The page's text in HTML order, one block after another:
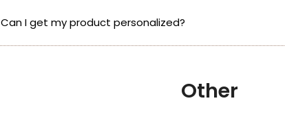
Can I get my product personalized?
Other